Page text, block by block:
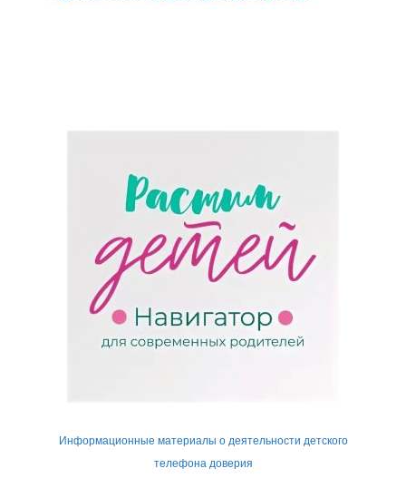
Информационные материалы о деятельности детского
телефона доверия